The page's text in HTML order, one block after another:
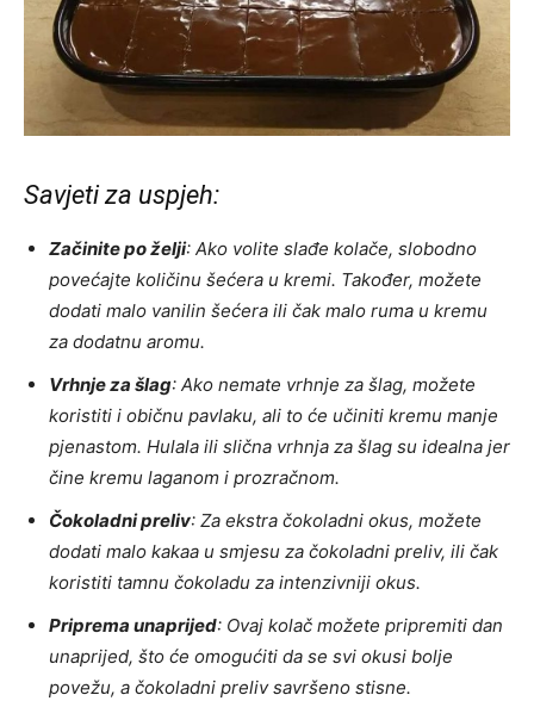
Savjeti za uspjeh:
Začinite po želji: Ako volite slađe kolače, slobodno
povećajte količinu šećera u kremi. Također, možete
dodati malo vanilin šećera ili čak malo ruma u kremu
za dodatnu aromu.
Vrhnje za šlag: Ako nemate vrhnje za šlag, možete
koristiti i običnu pavlaku, ali to će učiniti kremu manje
pjenastom. Hulala ili slična vrhnja za šlag su idealna jer
čine kremu laganom i prozračnom.
Čokoladni preliv: Za ekstra čokoladni okus, možete
dodati malo kakaa u smjesu za čokoladni preliv, ili čak
koristiti tamnu čokoladu za intenzivniji okus.
Priprema unaprijed: Ovaj kolač možete pripremiti dan
unaprijed, što će omogućiti da se svi okusi bolje
povežu, a čokoladni preliv savršeno stisne.